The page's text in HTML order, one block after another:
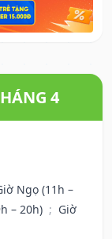
4
Ngọ (11h –
– 20h) ; Giờ